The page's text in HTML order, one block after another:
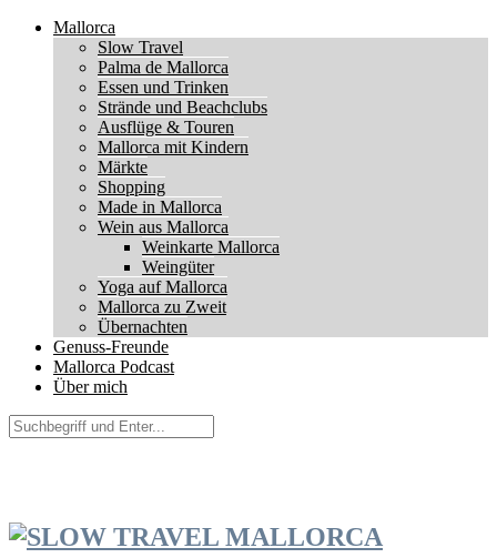
Mallorca
Slow Travel
Palma de Mallorca
Essen und Trinken
Strände und Beachclubs
Ausflüge & Touren
Mallorca mit Kindern
Märkte
Shopping
Made in Mallorca
Wein aus Mallorca
Weinkarte Mallorca
Weingüter
Yoga auf Mallorca
Mallorca zu Zweit
Übernachten
Genuss-Freunde
Mallorca Podcast
Über mich